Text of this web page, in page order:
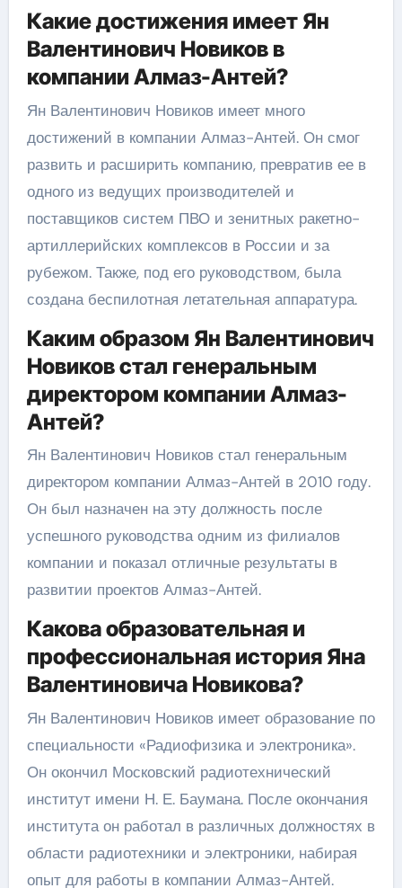
Какие достижения имеет Ян
Валентинович Новиков в
компании Алмаз-Антей?
Ян Валентинович Новиков имеет много
достижений в компании Алмаз-Антей. Он смог
развить и расширить компанию, превратив ее в
одного из ведущих производителей и
поставщиков систем ПВО и зенитных ракетно-
артиллерийских комплексов в России и за
рубежом. Также, под его руководством, была
создана беспилотная летательная аппаратура.
Каким образом Ян Валентинович
Новиков стал генеральным
директором компании Алмаз-
Антей?
Ян Валентинович Новиков стал генеральным
директором компании Алмаз-Антей в 2010 году.
Он был назначен на эту должность после
успешного руководства одним из филиалов
компании и показал отличные результаты в
развитии проектов Алмаз-Антей.
Какова образовательная и
профессиональная история Яна
Валентиновича Новикова?
Ян Валентинович Новиков имеет образование по
специальности «Радиофизика и электроника».
Он окончил Московский радиотехнический
институт имени Н. Е. Баумана. После окончания
института он работал в различных должностях в
области радиотехники и электроники, набирая
опыт для работы в компании Алмаз-Антей.